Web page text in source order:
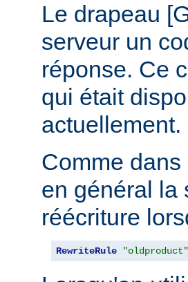
Le drapeau
serveur un
réponse. Ce
qui était
actuellement.
Comme
en général la
réécriture
RewriteRule "oldproduct"